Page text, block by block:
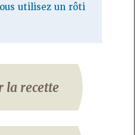
utilisez un rôti
recette